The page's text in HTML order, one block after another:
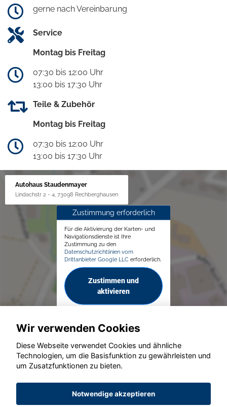
gerne nach Vereinbarung
Service
Montag bis Freitag
07:30 bis 12:00 Uhr
13:00 bis 17:30 Uhr
Teile & Zubehör
Montag bis Freitag
07:30 bis 12:00 Uhr
13:00 bis 17:30 Uhr
Autohaus Staudenmayer
Lindachstr 2 - 4, 73098 Rechberghausen
Zustimmung erforderlich
Für die Aktivierung der Karten- und
Navigationsdienste ist Ihre
Zustimmung zu den
Datenschutzrichtlinien vom
Drittanbieter Google LLC erforderlich.
Zustimmen und
aktivieren
© konjunkturmotor.de GmbH 2020 - 2026
Wir verwenden Cookies
Diese Webseite verwendet Cookies und ähnliche
Technologien, um die Basisfunktion zu gewährleisten und
um Zusatzfunktionen zu bieten.
Notwendige akzeptieren